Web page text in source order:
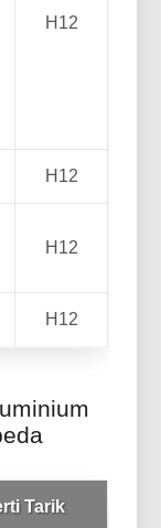
H12
H12
H12
H12
Tarik